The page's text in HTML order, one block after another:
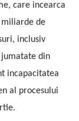
care incearca
miliarde de
inclusiv
jumatate din
incapacitatea
al procesului